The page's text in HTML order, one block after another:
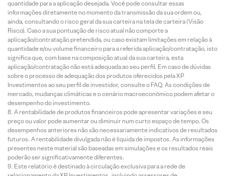
quantidade para a aplicação desejada. Você pode consultar essas
informações diretamente no momento da transmissão da sua ordem ou,
ainda, consultando o risco geral da sua carteira na tela de carteira (Visão
Risco). Caso a sua pontuação de risco atual não comporte a
aplicação/contratação pretendida, ou caso existam limitações em relação à
quantidade e/ou volume financeiro para a referida aplicação/contratação, isto
significa que, com base na composição atual da sua carteira, esta
aplicação/contratação não está adequada ao seu perfil. Em caso de dúvidas
sobre o processo de adequação dos produtos oferecidos pela XP
Investimentos ao seu perfil de investidor, consulte o FAQ. As condições de
mercado, mudanças climáticas e o cenário macroeconômico podem afetar o
desempenho do investimento.
A rentabilidade de produtos financeiros pode apresentar variações e seu
preço ou valor pode aumentar ou diminuir num curto espaço de tempo. Os
desempenhos anteriores não são necessariamente indicativos de resultados
futuros. A rentabilidade divulgada não é líquida de impostos. As informações
presentes neste material são baseadas em simulações e os resultados reais
poderão ser significativamente diferentes.
Este relatório é destinado à circulação exclusiva para a rede de